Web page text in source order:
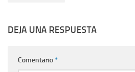
DEJA UNA RESPUESTA
Comentario*